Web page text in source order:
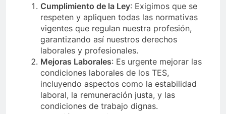
Cumplimiento de la Ley: Exigimos que se
respeten y apliquen todas las normativas
vigentes que regulan nuestra profesión,
garantizando así nuestros derechos
laborales y profesionales.
Mejoras Laborales: Es urgente mejorar las
condiciones laborales de los TES,
incluyendo aspectos como la estabilidad
laboral, la remuneración justa, y las
condiciones de trabajo dignas.